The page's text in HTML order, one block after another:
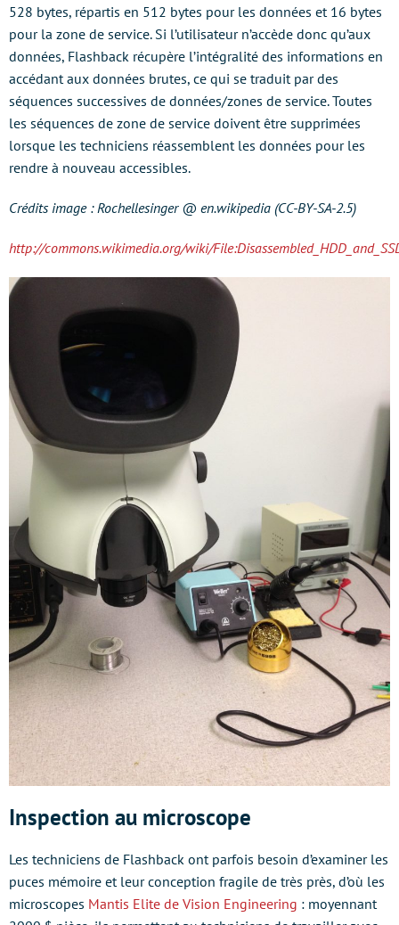
528 bytes, répartis en 512 bytes pour les données et 16 bytes
pour la zone de service. Si l’utilisateur n’accède donc qu’aux
données, Flashback récupère l’intégralité des informations en
accédant aux données brutes, ce qui se traduit par des
séquences successives de données/zones de service. Toutes
les séquences de zone de service doivent être supprimées
lorsque les techniciens réassemblent les données pour les
rendre à nouveau accessibles.
Crédits image : Rochellesinger @ en.wikipedia (CC-BY-SA-2.5)
http://commons.wikimedia.org/wiki/
Inspection au microscope
Les techniciens de Flashback ont parfois besoin d’examiner les
puces mémoire et leur conception fragile de très près, d’où les
microscopes Mantis Elite de Vision Engineering : moyennant